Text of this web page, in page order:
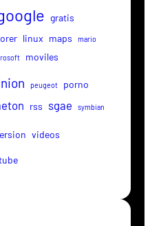
gratis
linux maps mario
moviles
peugeot porno
rss sgae symbian
videos